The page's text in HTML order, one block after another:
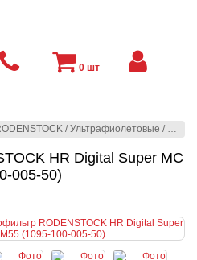
/Ультрафиолетовые / HR
HR Digital Super MC
005-50)
0 шт